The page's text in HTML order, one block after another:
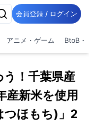
会員登録 / ログイン
アニメ・ゲーム BtoB・
！千葉県産
産新米を使用
つほもち)」2